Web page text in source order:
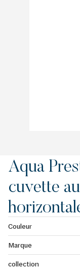
Aqua
cuvette
Couleur
Marque
collection